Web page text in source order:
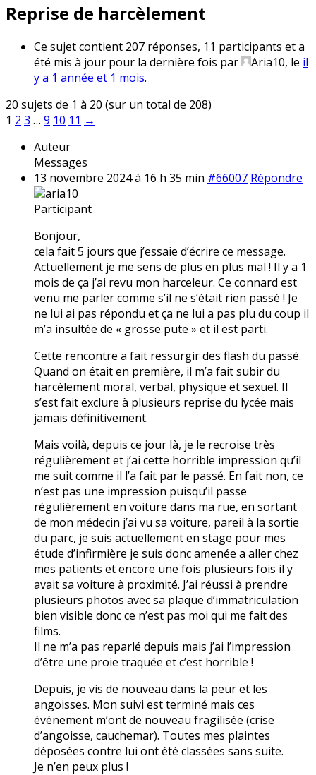
Reprise de harcèlement
Ce sujet contient 207 réponses, 11 participants et a
été mis à jour pour la dernière fois par
Aria10, le il
y a 1 année et 1 mois.
20 sujets de 1 à 20 (sur un total de 208)
1 2 3 … 9 10 11 →
Auteur
Messages
13 novembre 2024 à 16 h 35 min #66007 Répondre
aria10
Participant
Bonjour,
cela fait 5 jours que j’essaie d’écrire ce message.
Actuellement je me sens de plus en plus mal ! Il y a 1
mois de ça j’ai revu mon harceleur. Ce connard est
venu me parler comme s’il ne s’était rien passé ! Je
ne lui ai pas répondu et ça ne lui a pas plu du coup il
m’a insultée de « grosse pute » et il est parti.
Cette rencontre a fait ressurgir des flash du passé.
Quand on était en première, il m’a fait subir du
harcèlement moral, verbal, physique et sexuel. Il
s’est fait exclure à plusieurs reprise du lycée mais
jamais définitivement.
Mais voilà, depuis ce jour là, je le recroise très
régulièrement et j’ai cette horrible impression qu’il
me suit comme il l’a fait par le passé. En fait non, ce
n’est pas une impression puisqu’il passe
régulièrement en voiture dans ma rue, en sortant
de mon médecin j’ai vu sa voiture, pareil à la sortie
du parc, je suis actuellement en stage pour mes
étude d’infirmière je suis donc amenée a aller chez
mes patients et encore une fois plusieurs fois il y
avait sa voiture à proximité. J’ai réussi à prendre
plusieurs photos avec sa plaque d’immatriculation
bien visible donc ce n’est pas moi qui me fait des
films.
Il ne m’a pas reparlé depuis mais j’ai l’impression
d’être une proie traquée et c’est horrible !
Depuis, je vis de nouveau dans la peur et les
angoisses. Mon suivi est terminé mais ces
événement m’ont de nouveau fragilisée (crise
d’angoisse, cauchemar). Toutes mes plaintes
déposées contre lui ont été classées sans suite.
Je n’en peux plus !